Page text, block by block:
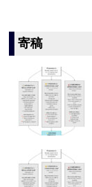
寄稿